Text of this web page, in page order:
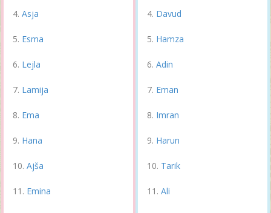
Asja
Esma
Lejla
Lamija
Ema
Hana
Ajša
Emina
Davud
Hamza
Adin
Eman
Imran
Harun
Tarik
Ali